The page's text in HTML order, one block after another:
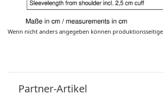
Wenn nicht anders angegeben können
Partner-Artikel